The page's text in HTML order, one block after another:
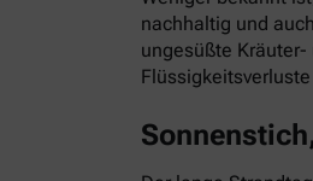
nachhaltig und
ungesüßte